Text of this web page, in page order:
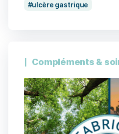
ulcère gastrique
Compléments &